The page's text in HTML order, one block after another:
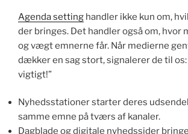
Agenda setting handler ikke kun om,
der bringes. Det handler også om, hvor
og vægt emnerne får. Når medierne
dækker en sag stort, signalerer de til os:
vigtigt!”
Nyhedsstationer starter deres
samme emne på tværs af kanaler.
Dagblade og digitale nyhedssider